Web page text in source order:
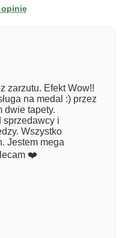
opinię
zarzutu. Efekt Wow!!
na medal :) przez
dwie tapety.
sprzedawcy i
Wszystko
Jestem mega
❤️